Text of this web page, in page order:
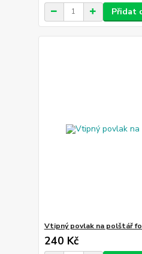
Přidat
Vtipný povlak na polštář
240 Kč